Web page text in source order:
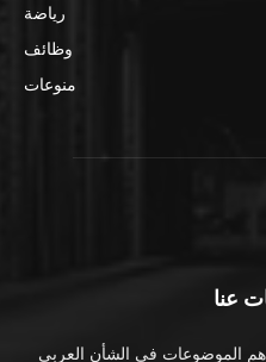
رياضة
وظائف
منوعات
عنا
الموضوعات فى الشأن العربى